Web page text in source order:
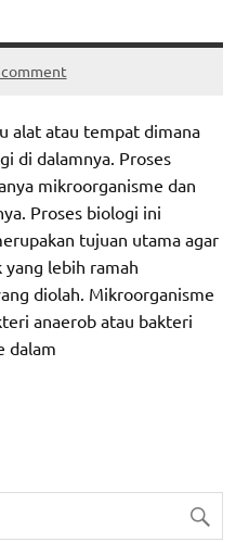
comment
alat atau tempat dimana
di dalamnya. Proses
mikroorganisme dan
Proses biologi ini
tujuan utama agar
lebih ramah
diolah. Mikroorganisme
anaerob atau bakteri
dalam